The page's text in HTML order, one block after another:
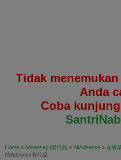
Tidak
Anda
Coba
Home »Adsense的替代品 » AltAdsense » 在線
的Adsense替代品